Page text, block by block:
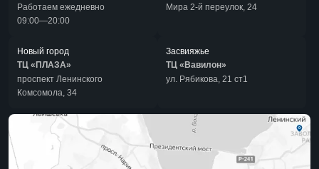
Работаем ежедневно
09:00—20:00
Мира 2-й переулок, 24
Новый город
ТЦ «ПЛАЗА»
проспект Ленинского
Комсомола, 34
Засвияжье
ТЦ «Вавилон»
ул. Рябикова, 21 ст1